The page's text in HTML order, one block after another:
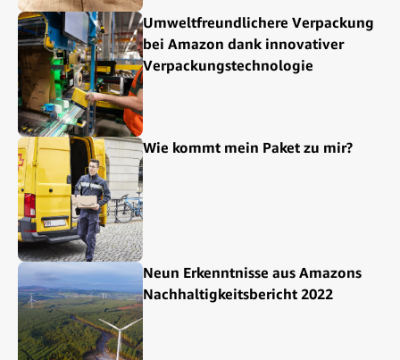
Umweltfreundlichere Verpackung
bei Amazon dank innovativer
Verpackungstechnologie
Wie kommt mein Paket zu mir?
Neun Erkenntnisse aus Amazons
Nachhaltigkeitsbericht 2022